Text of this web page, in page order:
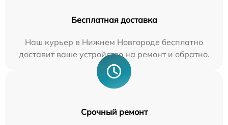
Бесплатная доставка
Наш курьер в Нижнем Новгороде бесплатно
доставит ваше устройство на ремонт и обратно.
Срочный ремонт